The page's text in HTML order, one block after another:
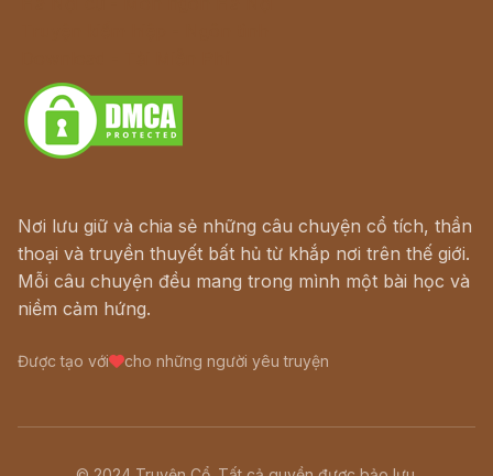
Nơi lưu giữ và chia sẻ những câu chuyện cổ tích, thần
thoại và truyền thuyết bất hủ từ khắp nơi trên thế giới.
Mỗi câu chuyện đều mang trong mình một bài học và
niềm cảm hứng.
Được tạo với cho những người yêu truyện